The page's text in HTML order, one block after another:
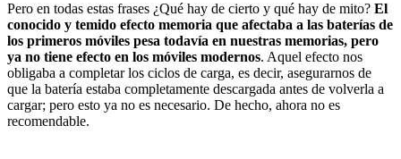
Pero en todas estas frases ¿Qué hay de cierto y qué hay de mito? El
conocido y temido efecto memoria que afectaba a las baterías de
los primeros móviles pesa todavía en nuestras memorias, pero
ya no tiene efecto en los móviles modernos. Aquel efecto nos
obligaba a completar los ciclos de carga, es decir, asegurarnos de
que la batería estaba completamente descargada antes de volverla a
cargar; pero esto ya no es necesario. De hecho, ahora no es
recomendable.